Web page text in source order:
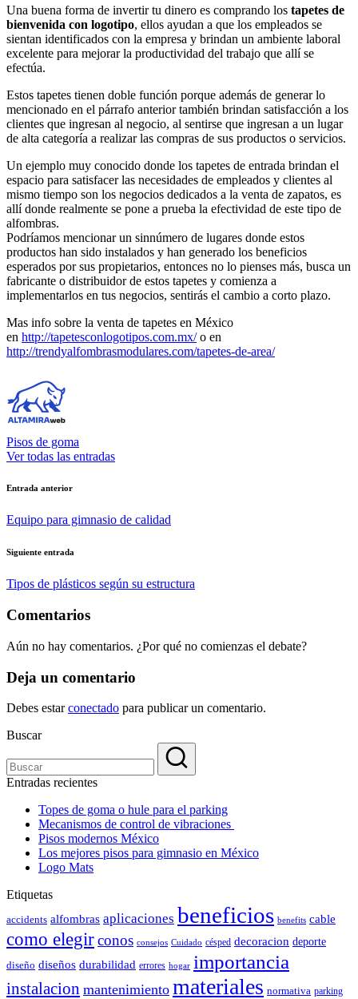
Una buena forma de invertir tu dinero es comprando los tapetes de
bienvenida con logotipo, ellos ayudan a que los empleados se
sientan identificados con la empresa y brindan un ambiente laboral
excelente para mejorar la productividad del trabajo que allí se
efectúa.
Estos tapetes tienen doble función porque además de generar lo
mencionado en el párrafo anterior también brindan satisfacción a los
clientes que ingresan al negocio, al sentirse que ingresan a un lugar
de alta categoría a realizar las compras de sus productos o servicios.
Un ejemplo muy conocido donde los tapetes de entrada brindan el
espacio para satisfacer las necesidades de empleados y clientes al
mismo tiempo son los negocios dedicados a la venta de zapatos, es
allí donde realmente se pone a prueba la efectividad de este tipo de
alfombras.
Podríamos mencionar un sinnúmero de lugares donde estos
productos han sido instalados y han generado los beneficios
esperados por sus propietarios, entonces no lo pienses más, busca un
fabricante o distribuidor de estos tapetes y comienza a
implementarlos en tus negocios, sentirás el cambio a corto plazo.
Mas info sobre la venta de tapetes en México
en http://tapetesconlogotipos.com.mx/o en
http://trendyalfombrasmodulares.com/tapetes-de-area/
Pisos de goma
Ver todas las entradas
Navegación
de
Entrada anterior
Equipo para gimnasio de calidad
Siguiente entrada
Tipos de plásticos según su estructura
Comentarios
Aún no hay comentarios. ¿Por qué no comienzas el debate?
Deja un comentario
Debes estarconectado para publicar un comentario.
Buscar
Entradas recientes
Topes de goma o hule para el parking
Mecanismos de control de vibraciones
Pisos modernos México
Los mejores pisos para gimnasio en México
Logo Mats
Etiquetas
accidents alfombras aplicaciones beneficios benefits cable
como elegirconos consejos Cuidado césped decoracion deporte
diseño diseños durabilidad errores hogar importancia
instalacion mantenimiento materiales normativa parking